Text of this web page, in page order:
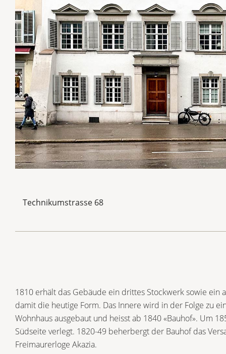
Technikumstrasse 68
1810 erhält das Gebäude ein drittes Stockwerk sowie ein
damit die heutige Form. Das Innere wird in der Folge zu
Wohnhaus ausgebaut und heisst ab 1840 «Bauhof». Um
Südseite verlegt. 1820-49 beherbergt der Bauhof das
Freimaurerloge Akazia.